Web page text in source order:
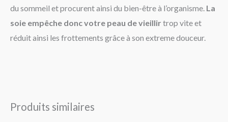
du sommeil et procurent ainsi du bien-être à l’organisme. La
soie empêche donc votre peau de vieillir trop vite et
réduit ainsi les frottements grâce à son extreme douceur.
Produits similaires